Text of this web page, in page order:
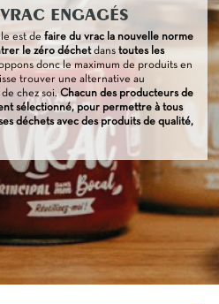
ENGAGÉS
est de faire du vrac la nouvelle norme
le zéro déchetdans toutes les
donc le maximum de produits en
trouver une alternative au
chez soi.Chacun des producteurs de
sélectionné, pour permettre à tous
déchets avec des produits de qualité,